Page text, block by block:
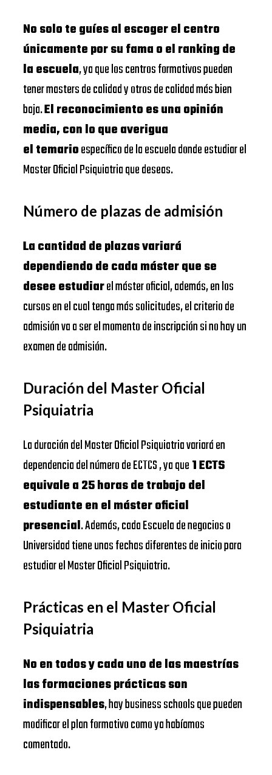
No solo te guíes al escoger el centro
únicamente por su fama o el ranking de
la escuela, ya que los centros formativos pueden
tener masters de calidad y otros de calidad más bien
baja.El reconocimiento es una opinión
media, con lo que averigua
el temarioespecífico de la escuela donde estudiar el
Master Oficial Psiquiatria que deseas.
Número de plazas de admisión
La cantidad de plazas variará
dependiendo de cada máster que se
desee estudiarel máster oficial, además, en los
cursos en el cual tenga más solicitudes, el criterio de
admisión va a ser el momento de inscripción si no hay un
examen de admisión.
Duración del Master Oficial
Psiquiatria
La duración del Master Oficial Psiquiatria variará en
dependencia del número de ECTCS , ya que1 ECTS
equivale a 25 horas de trabajo del
estudiante en el máster oficial
presencial. Además, cada Escuela de negocios o
Universidad tiene unas fechas diferentes de inicio para
estudiar el Master Oficial Psiquiatria.
Prácticas en el Master Oficial
Psiquiatria
No en todos y cada uno de las maestrías
las formaciones prácticas son
indispensables, hay business schools que pueden
modificar el plan formativo como ya habíamos
comentado.